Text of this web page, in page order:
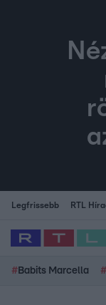
Legfrissebb RTL
# Babits Marcella #